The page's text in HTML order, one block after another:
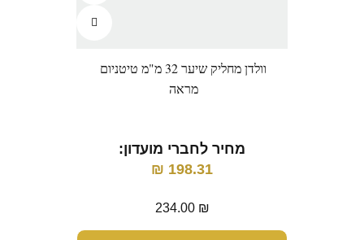
וולדן מחליק שיער 32 מ"מ טיטניום
מראה
מחיר לחברי מועדון:
198.31
₪
234.00 ₪